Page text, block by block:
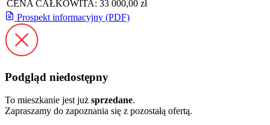
CENA CAŁKOWITA: 33 000,00 zł
Prospekt informacyjny (PDF)
Podgląd niedostępny
To mieszkanie jest już sprzedane.
Zapraszamy do zapoznania się z pozostałą ofertą.